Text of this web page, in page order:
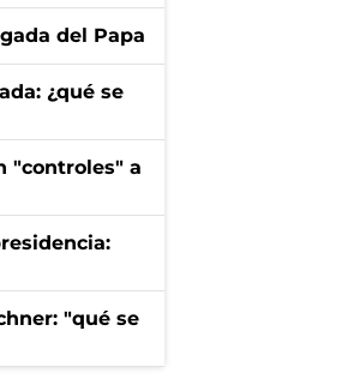
del Papa
¿qué se
"controles" a
"qué se